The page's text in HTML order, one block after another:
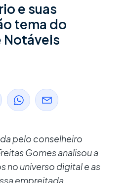
e suas
tema do
Notáveis
pelo conselheiro
Gomes analisou a
no universo digital e as
empreitada